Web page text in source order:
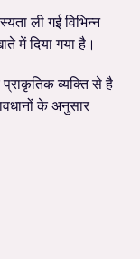
ली गई विभिन्न
में दिया गया है।
प्राकृतिक व्यक्ति से है
के अनुसार